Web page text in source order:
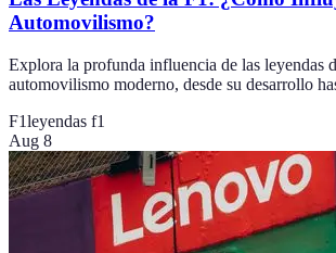
Automovilismo?
Explora la profunda influencia de las leyendas
automovilismo moderno, desde su desarrollo
F1leyendas f1
Aug 8